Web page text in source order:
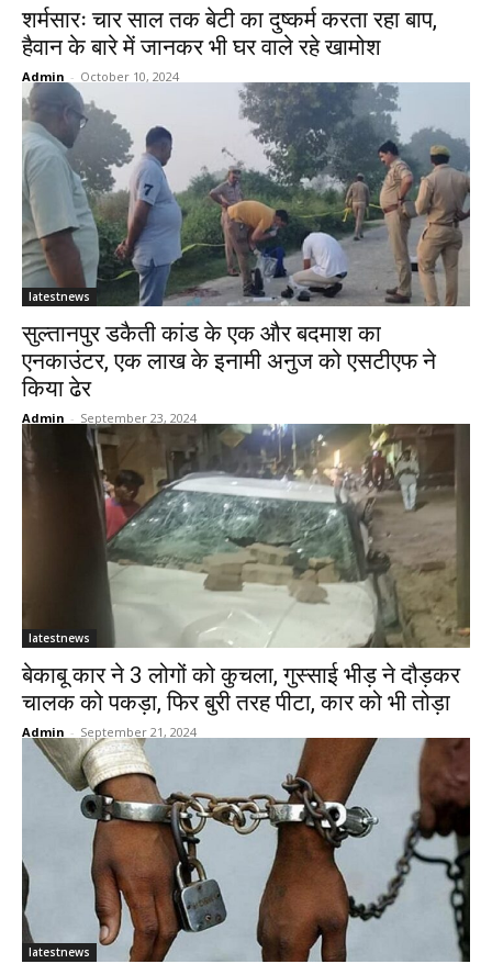
शर्मसारः चार साल तक बेटी का दुष्कर्म करता रहा बाप,
हैवान के बारे में जानकर भी घर वाले रहे खामोश
Admin - October 10, 2024
latestnews
सुल्तानपुर डकैती कांड के एक और बदमाश का
एनकाउंटर, एक लाख के इनामी अनुज को एसटीएफ ने
किया ढेर
Admin - September 23, 2024
latestnews
बेकाबू कार ने 3 लोगों को कुचला, गुस्साई भीड़ ने दौड़कर
चालक को पकड़ा, फिर बुरी तरह पीटा, कार को भी तोड़ा
Admin - September 21, 2024
latestnews